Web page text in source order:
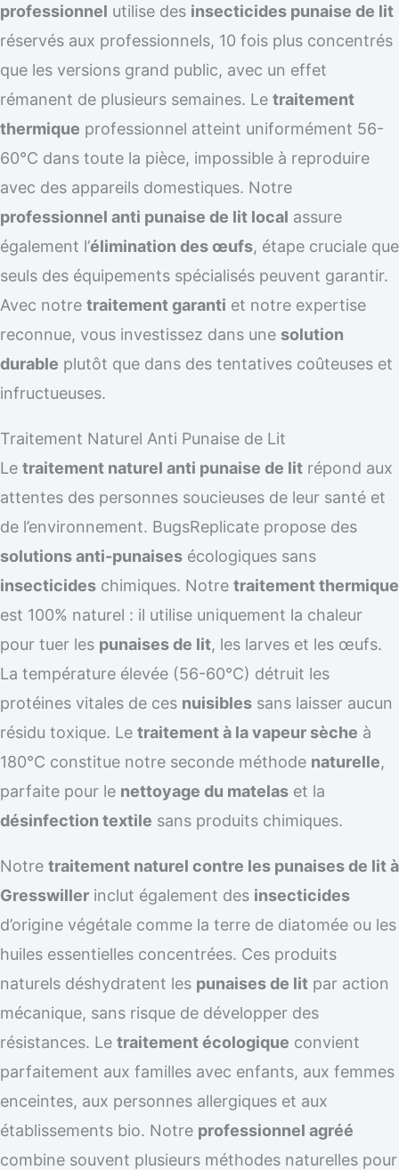
professionnel utilise des insecticides punaise de lit
réservés aux professionnels, 10 fois plus concentrés
que les versions grand public, avec un effet
rémanent de plusieurs semaines. Le traitement
thermique professionnel atteint uniformément 56-
60°C dans toute la pièce, impossible à reproduire
avec des appareils domestiques. Notre
professionnel anti punaise de lit local assure
également l’élimination des œufs, étape cruciale que
seuls des équipements spécialisés peuvent garantir.
Avec notre traitement garanti et notre expertise
reconnue, vous investissez dans une solution
durable plutôt que dans des tentatives coûteuses et
infructueuses.
Traitement Naturel Anti Punaise de Lit
Le traitement naturel anti punaise de lit répond aux
attentes des personnes soucieuses de leur santé et
de l’environnement. BugsReplicate propose des
solutions anti-punaises écologiques sans
insecticides chimiques. Notre traitement thermique
est 100% naturel : il utilise uniquement la chaleur
pour tuer les punaises de lit, les larves et les œufs.
La température élevée (56-60°C) détruit les
protéines vitales de ces nuisibles sans laisser aucun
résidu toxique. Le traitement à la vapeur sèche à
180°C constitue notre seconde méthode naturelle,
parfaite pour le nettoyage du matelas et la
désinfection textile sans produits chimiques.
Notre traitement naturel contre les punaises de lit à
Gresswiller inclut également des insecticides
d’origine végétale comme la terre de diatomée ou les
huiles essentielles concentrées. Ces produits
naturels déshydratent les punaises de lit par action
mécanique, sans risque de développer des
résistances. Le traitement écologique convient
parfaitement aux familles avec enfants, aux femmes
enceintes, aux personnes allergiques et aux
établissements bio. Notre professionnel agréé
combine souvent plusieurs méthodes naturelles pour